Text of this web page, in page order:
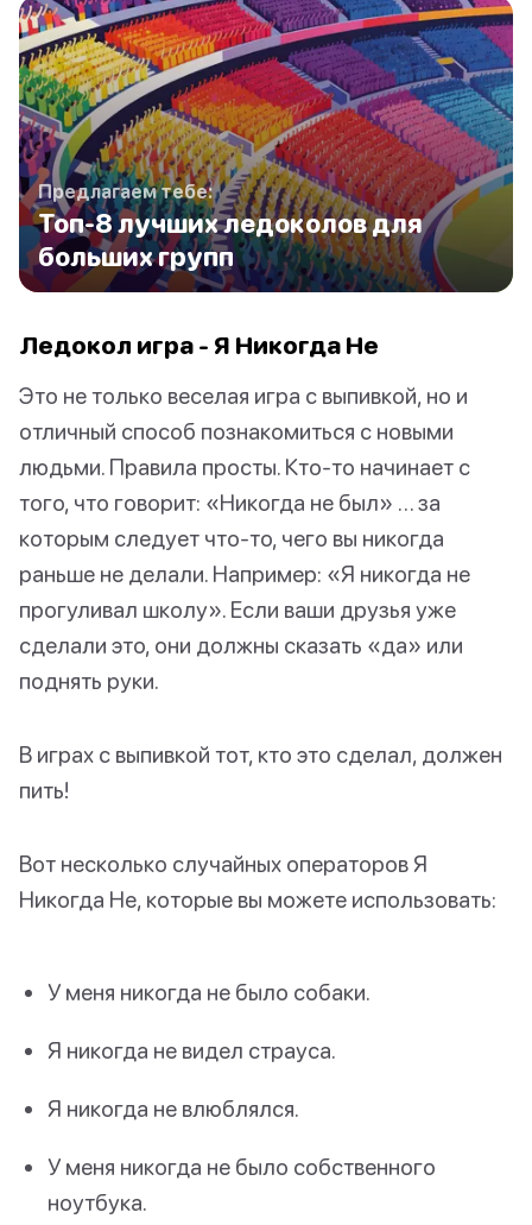
Предлагаем тебе:
Топ-8 лучших ледоколов для
больших групп
Ледокол игра - Я Никогда Не
Это не только веселая игра с выпивкой, но и
отличный способ познакомиться с новыми
людьми. Правила просты. Кто-то начинает с
того, что говорит: «Никогда не был» … за
которым следует что-то, чего вы никогда
раньше не делали. Например: «Я никогда не
прогуливал школу». Если ваши друзья уже
сделали это, они должны сказать «да» или
поднять руки.
В играх с выпивкой тот, кто это сделал, должен
пить!
Вот несколько случайных операторов Я
Никогда Не, которые вы можете использовать:
У меня никогда не было собаки.
Я никогда не видел страуса.
Я никогда не влюблялся.
У меня никогда не было собственного
ноутбука.